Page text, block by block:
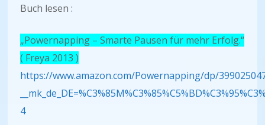
Buch lesen :
„Powernapping – Smarte Pausen für mehr Erfolg.“
( Freya 2013 )
https://www.amazon.com/Powernapping/dp/
4